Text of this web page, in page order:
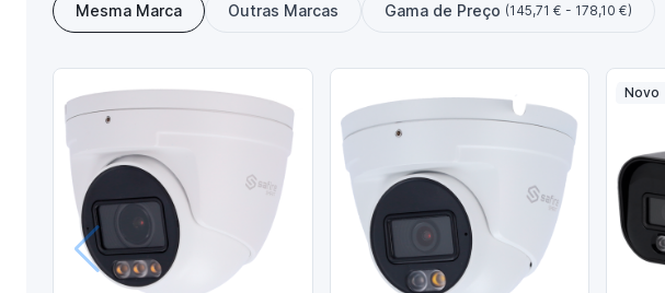
Mesma Marca Outras Marcas Gama de Preço (145,71 € - 178,10 €)
Anterior
Novo